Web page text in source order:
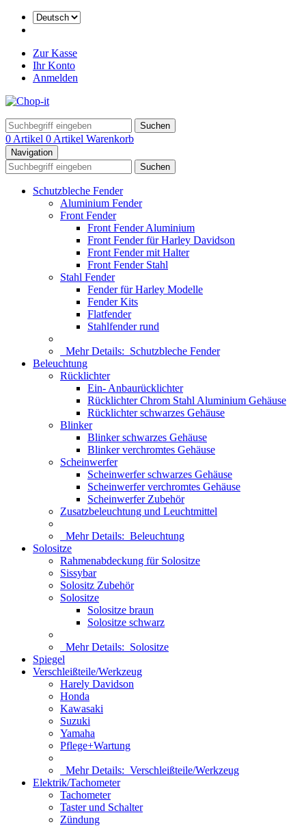
Zur Kasse
Ihr Konto
Anmelden
Suchen
0 Artikel 0 Artikel Warenkorb
Navigation
Suchen
Schutzbleche Fender
Aluminium Fender
Front Fender
Front Fender Aluminium
Front Fender für Harley Davidson
Front Fender mit Halter
Front Fender Stahl
Stahl Fender
Fender für Harley Modelle
Fender Kits
Flatfender
Stahlfender rund
Mehr Details: Schutzbleche Fender
Beleuchtung
Rücklichter
Ein- Anbaurücklichter
Rücklichter Chrom Stahl Aluminium Gehäuse
Rücklichter schwarzes Gehäuse
Blinker
Blinker schwarzes Gehäuse
Blinker verchromtes Gehäuse
Scheinwerfer
Scheinwerfer schwarzes Gehäuse
Scheinwerfer verchromtes Gehäuse
Scheinwerfer Zubehör
Zusatzbeleuchtung und Leuchtmittel
Mehr Details: Beleuchtung
Solositze
Rahmenabdeckung für Solositze
Sissybar
Solositz Zubehör
Solositze
Solositze braun
Solositze schwarz
Mehr Details: Solositze
Spiegel
Verschleißteile/Werkzeug
Harely Davidson
Honda
Kawasaki
Suzuki
Yamaha
Pflege+Wartung
Mehr Details: Verschleißteile/Werkzeug
Elektrik/Tachometer
Tachometer
Taster und Schalter
Zündung